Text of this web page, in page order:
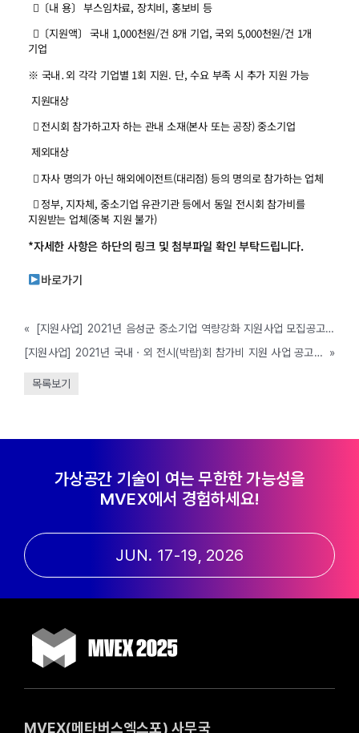
〔내 용〕 부스임차료, 장치비, 홍보비 등
〔지원액〕 국내 1,000천원/건 8개 기업, 국외 5,000천원/건 1개
기업
※ 국내․외 각각 기업별 1회 지원. 단, 수요 부족 시 추가 지원 가능
지원대상
 전시회 참가하고자 하는 관내 소재(본사 또는 공장) 중소기업
제외대상
 자사 명의가 아닌 해외에이전트(대리점) 등의 명의로 참가하는 업체
 정부, 지자체, 중소기업 유관기관 등에서 동일 전시회 참가비를
지원받는 업체(중복 지원 불가)
*자세한 사항은 하단의 링크 및 첨부파일 확인 부탁드립니다.
바로가기
«
[지원사업] 2021년 음성군 중소기업 역량강화 지원사업 모집공고 (음성군, ~4/23까지)
[지원사업] 2021년 국내ㆍ외 전시(박람)회 참가비 지원 사업 공고(함안군, ~예산소진시까지)
»
목록보기
가상공간 기술이 여는 무한한 가능성을
MVEX에서 경험하세요!
JUN. 17-19, 2026
MVEX(메타버스엑스포) 사무국